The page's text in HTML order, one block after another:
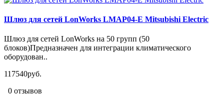
Шлюз для сетей LonWorks LMAP04-E Mitsubishi Electric
Шлюз для сетей LonWorks на 50 групп (50
блоков)Предназначен для интеграции климатического
оборудован..
117540руб.
0 отзывов